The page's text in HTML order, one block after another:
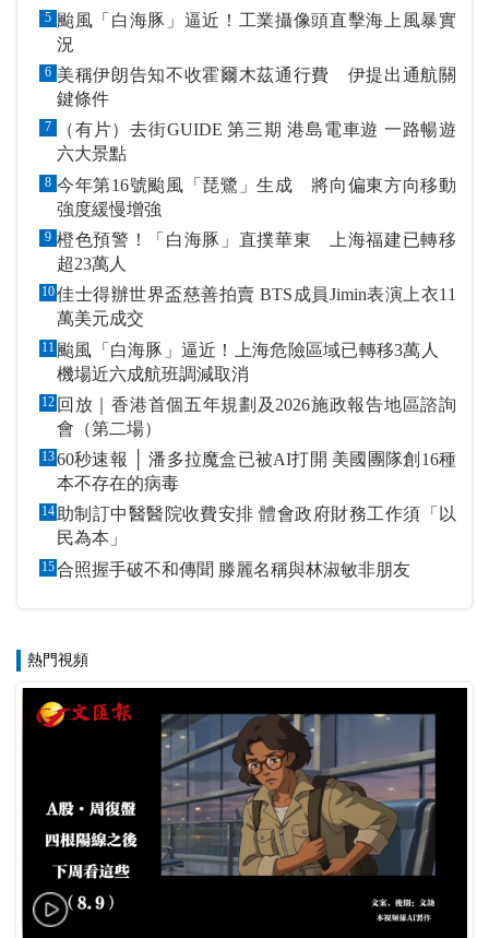
5 颱風「白海豚」逼近！工業攝像頭直擊海上風暴實
況
6 美稱伊朗告知不收霍爾木茲通行費 伊提出通航關
鍵條件
7
（有片）去街GUIDE 第三期 港島電車遊 一路暢遊
六大景點
8 今年第16號颱風「琵鷺」生成 將向偏東方向移動
強度緩慢增強
9 橙色預警！「白海豚」直撲華東 上海福建已轉移
超23萬人
10佳士得辦世界盃慈善拍賣 BTS成員Jimin表演上衣11
萬美元成交
11 颱風「白海豚」逼近！上海危險區域已轉移3萬人
機場近六成航班調減取消
12 回放｜香港首個五年規劃及2026施政報告地區諮詢
會（第二場）
1360秒速報 │ 潘多拉魔盒已被AI打開 美國團隊創16種
本不存在的病毒
14助制訂中醫醫院收費安排 體會政府財務工作須「以
民為本」
15 合照握手破不和傳聞 滕麗名稱與林淑敏非朋友
熱門視頻